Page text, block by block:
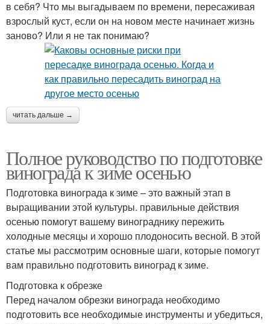
в себя? Что мы выгадываем по времени, пересаживая
взрослый куст, если он на новом месте начинает жизнь
заново? Или я не так понимаю?
читать дальше →
Полное руководство по подготовке
винограда к зиме осенью
Подготовка винограда к зиме – это важный этап в
выращивании этой культуры. правильные действия
осенью помогут вашему винограднику пережить
холодные месяцы и хорошо плодоносить весной. В этой
статье мы рассмотрим основные шаги, которые помогут
вам правильно подготовить виноград к зиме.
Подготовка к обрезке
Перед началом обрезки винограда необходимо
подготовить все необходимые инструменты и убедиться,